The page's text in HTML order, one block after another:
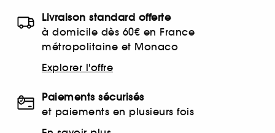
Livraison standard offerte
à domicile dès 60€ en France
métropolitaine et Monaco
Explorer l'offre
Paiements sécurisés
et paiements en plusieurs fois